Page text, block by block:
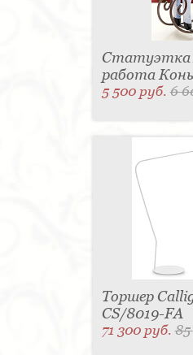
Статуэтка
работа
5 500 руб.6
Торшер
CS/8019-FA
71 300 руб.85